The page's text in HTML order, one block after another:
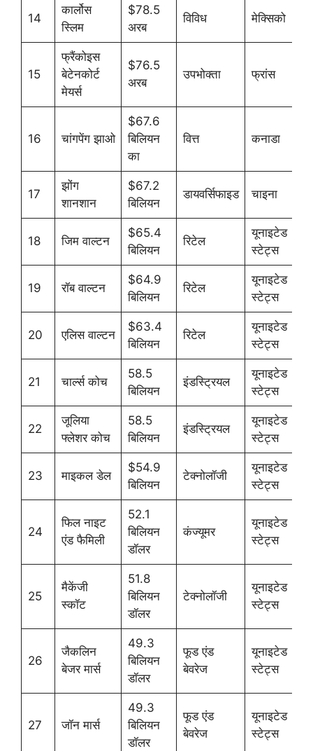
14
कार्लोस
स्लिम
$78.5
अरब
विविध मेक्सिको
15
फ्रैंकोइस
बेटेनकोर्ट
मेयर्स
$76.5
अरब
उपभोक्ता फ्रांस
16 चांगपेंग झाओ
$67.6
बिलियन
का
वित्त कनाडा
17
झोंग
शानशान
$67.2
बिलियन
डायवर्सिफाइड चाइना
18 जिम वाल्टन
$65.4
बिलियन
रिटेल
यूनाइटेड
स्टेट्स
19 रॉब वाल्टन
$64.9
बिलियन
रिटेल
यूनाइटेड
स्टेट्स
20 एलिस वाल्टन
$63.4
बिलियन
रिटेल
यूनाइटेड
स्टेट्स
21 चार्ल्स कोच
58.5
बिलियन
इंडस्ट्रियल
यूनाइटेड
स्टेट्स
22
जूलिया
फ्लेशर कोच
58.5
बिलियन
इंडस्ट्रियल
यूनाइटेड
स्टेट्स
23 माइकल डेल
$54.9
बिलियन
टेक्नोलॉजी
यूनाइटेड
स्टेट्स
24
फिल नाइट
एंड फैमिली
52.1
बिलियन
डॉलर
कंज्यूमर
यूनाइटेड
स्टेट्स
25
मैकेंजी
स्कॉट
51.8
बिलियन
डॉलर
टेक्नोलॉजी
यूनाइटेड
स्टेट्स
26
जैकलिन
बेजर मार्स
49.3
बिलियन
डॉलर
फूड एंड
बेवरेज
यूनाइटेड
स्टेट्स
27 जॉन मार्स
49.3
बिलियन
डॉलर
फूड एंड
बेवरेज
यूनाइटेड
स्टेट्स